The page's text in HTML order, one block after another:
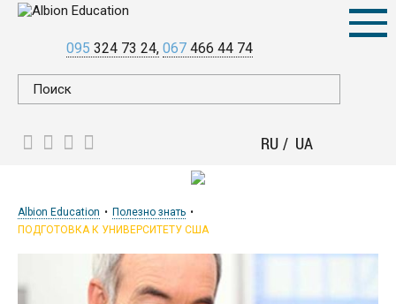
095 324 73 24 067 466 44 74
RU UA
Albion Education
Полезно знать
ПОДГОТОВКА К УНИВЕРСИТЕТУ США